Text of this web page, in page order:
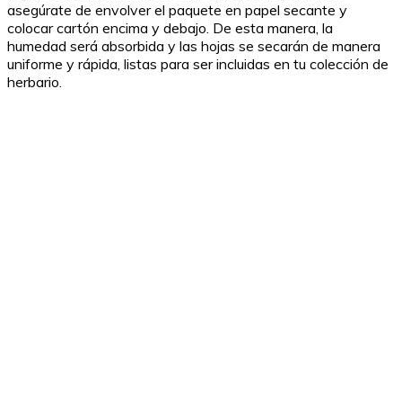
asegúrate de envolver el paquete en papel secante y
colocar cartón encima y debajo. De esta manera, la
humedad será absorbida y las hojas se secarán de manera
uniforme y rápida, listas para ser incluidas en tu colección de
herbario.